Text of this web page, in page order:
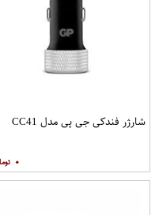
شارژر فندکی جی پی مدل CC41
۰